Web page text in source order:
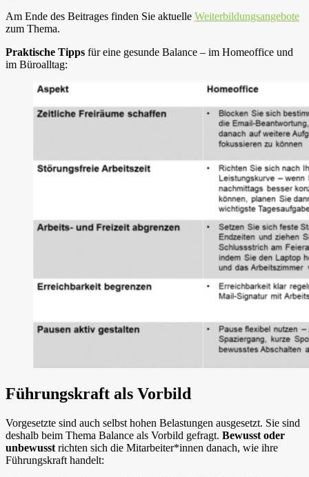
Am Ende des Beitrages finden Sie aktuelle Weiterbildungsangebote
zum Thema.
Praktische Tipps für eine gesunde Balance – im Homeoffice und
im Büroalltag:
Führungskraft als Vorbild
Vorgesetzte sind auch selbst hohen Belastungen ausgesetzt. Sie sind
deshalb beim Thema Balance als Vorbild gefragt. Bewusst oder
unbewusst richten sich die Mitarbeiter*innen danach, wie ihre
Führungskraft handelt: